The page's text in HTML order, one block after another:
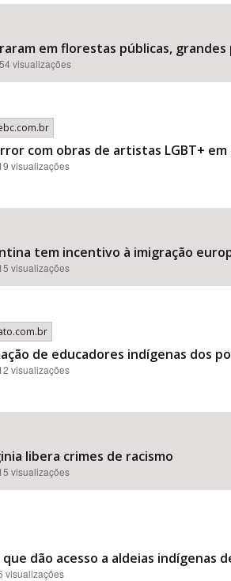
em florestas públicas,
visualizações
com obras de artistas LGBT+ em
visualizações
tem incentivo à imigração
visualizações
de educadores indígenas dos
visualizações
libera crimes de racismo​​​​​​​​​​​​​​​​​​​​​​​​​​​​​​​​​​​​​​​​​​
visualizações
que dão acesso a aldeias
visualizações